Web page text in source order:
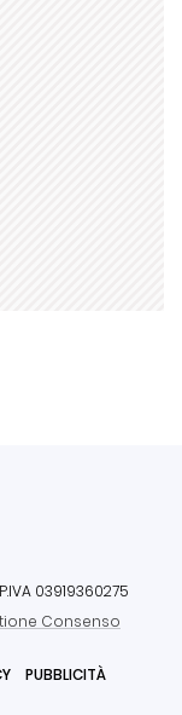
03919360275
Consenso
PUBBLICITÀ